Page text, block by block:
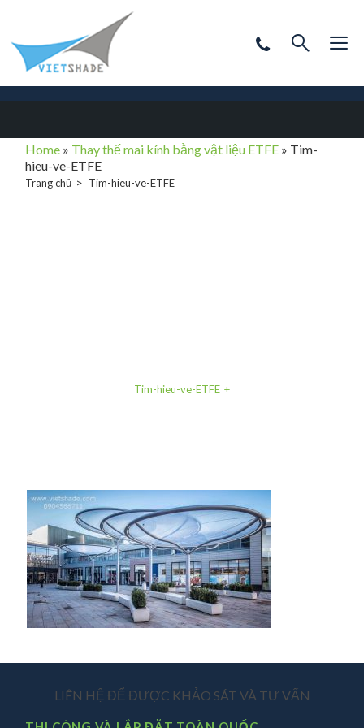
Home » Thay thế mai kính bằng vật liệu ETFE » Tim-
hieu-ve-ETFE
Trang chủ Tim-hieu-ve-ETFE
Tim-hieu-ve-ETFE
LIÊN HỆ ĐỂ ĐƯỢC KHẢO SÁT VÀ TƯ VẤN